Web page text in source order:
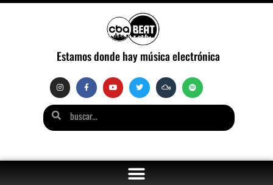
Estamos donde hay música electrónica